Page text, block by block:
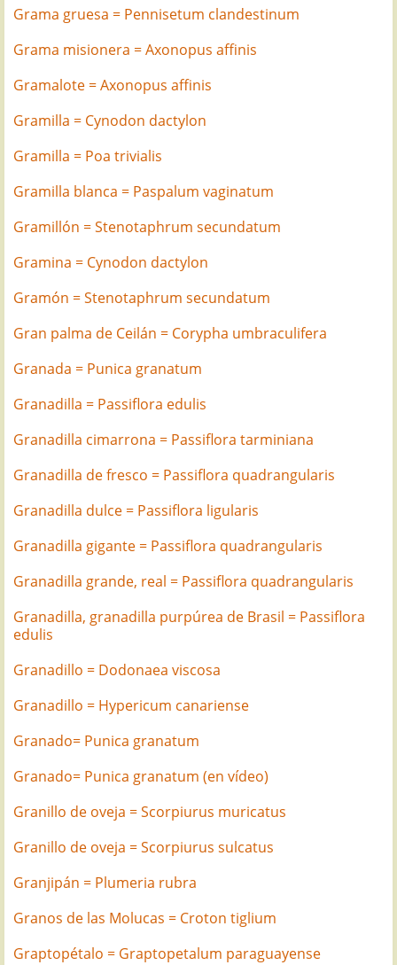
Grama gruesa = Pennisetum clandestinum
Grama misionera = Axonopus affinis
Gramalote = Axonopus affinis
Gramilla = Cynodon dactylon
Gramilla = Poa trivialis
Gramilla blanca = Paspalum vaginatum
Gramillón = Stenotaphrum secundatum
Gramina = Cynodon dactylon
Gramón = Stenotaphrum secundatum
Gran palma de Ceilán = Corypha umbraculifera
Granada = Punica granatum
Granadilla = Passiflora edulis
Granadilla cimarrona = Passiflora tarminiana
Granadilla de fresco = Passiflora quadrangularis
Granadilla dulce = Passiflora ligularis
Granadilla gigante = Passiflora quadrangularis
Granadilla grande, real = Passiflora quadrangularis
Granadilla, granadilla purpúrea de Brasil = Passiflora
edulis
Granadillo = Dodonaea viscosa
Granadillo = Hypericum canariense
Granado= Punica granatum
Granado= Punica granatum (en vídeo)
Granillo de oveja = Scorpiurus muricatus
Granillo de oveja = Scorpiurus sulcatus
Granjipán = Plumeria rubra
Granos de las Molucas = Croton tiglium
Graptopétalo = Graptopetalum paraguayense